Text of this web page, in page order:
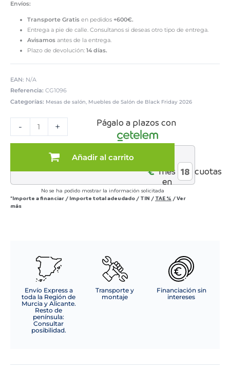
Envíos:
Transporte Gratis en pedidos+600€.
Entrega a pie de calle. Consultanos si deseas otro tipo de entrega.
Avisamosantes de la entrega.
Plazo de devolución: 14 días.
EAN: N/A
Referencia: CG1096
Categorías: Mesas de salón, Muebles de Salón de Black Friday 2026
-
rectangular
con
patas
madera
+
Añadir al carrito
Págalo a plazos con
€*mes
en
cuotas
No se ha podido mostrar la información solicitada
*Importe a financiar / Importe total adeudado / TIN / TAE % /Ver
más
Envío Express a
toda la Región de
Murcia y Alicante.
Resto de
península:
Consultar
posibilidad.
Transporte y
montaje
Financiación sin
intereses